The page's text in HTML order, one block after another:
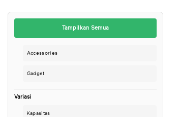
Tampilkan Semua
Accessories
Gadget
Variasi
Kapasitas